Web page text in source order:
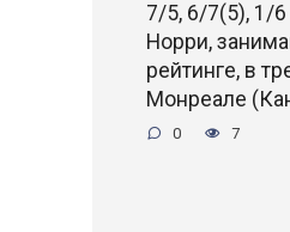
7/5, 6/7(5), 1/
Норри,
рейтинге, в
Монреале
0 7